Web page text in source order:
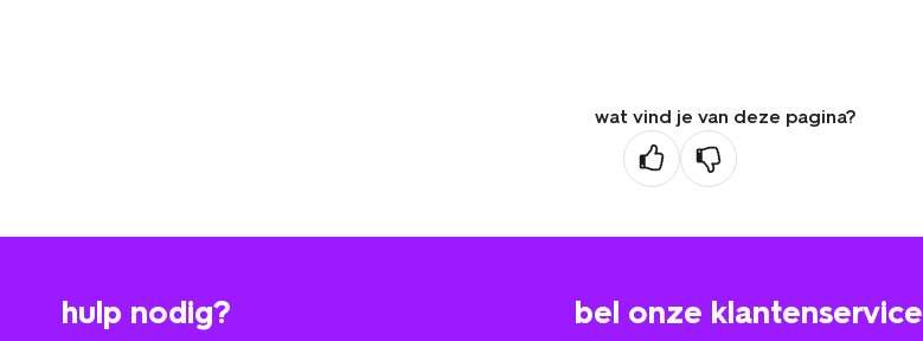
wat vind je van deze pagina?
hulp nodig? bel onze klantenservice